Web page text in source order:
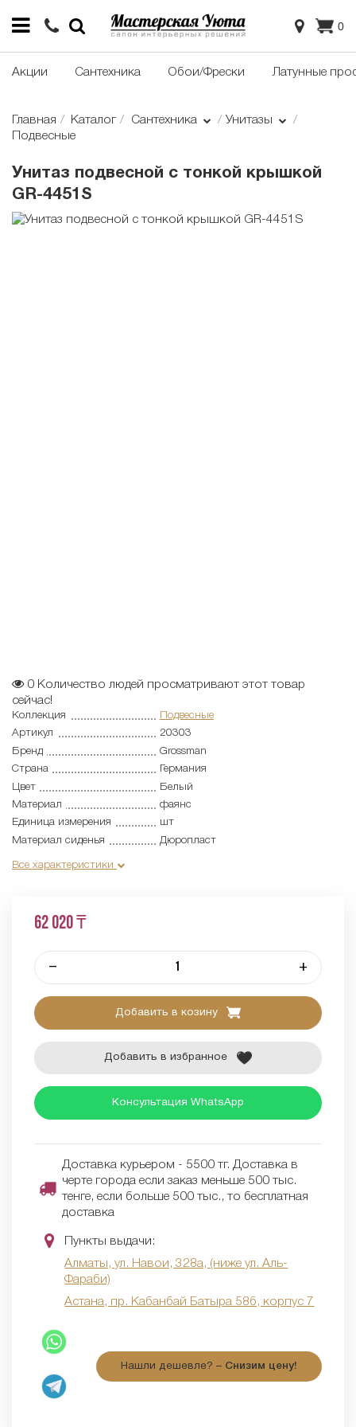
0
Акции Сантехника Обои/Фрески Латунные
Главная Каталог Сантехника
Унитазы
Подвесные
Унитаз подвесной с тонкой крышкой
GR-4451S
0 Количество людей просматривают этот товар
сейчас!
Коллекция
Подвесные
Артикул
20303
Бренд
Grossman
Страна
Германия
Цвет
Белый
Материал
фаянс
Единица измерения
шт
Материал сиденья
Дюропласт
Все характеристики
62 020 ₸
– +
Добавить в козину
Добавить в избранное
Консультация WhatsApp
Доставка курьером - 5500 тг. Доставка в
черте города если заказ меньше 500 тыс.
тенге, если больше 500 тыс., то бесплатная
доставка
Пункты выдачи:
Алматы, ул. Навои, 328а, (ниже ул. Аль-
Фараби)
Астана, пр. Кабанбай Батыра 58б, корпус 7
Нашли дешевле? – Снизим цену!